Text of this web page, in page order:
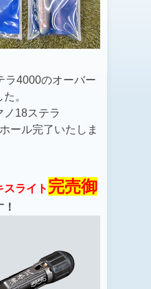
4000のオーバー
。
18ステラ
ール完了いたしま
スライト 完売御